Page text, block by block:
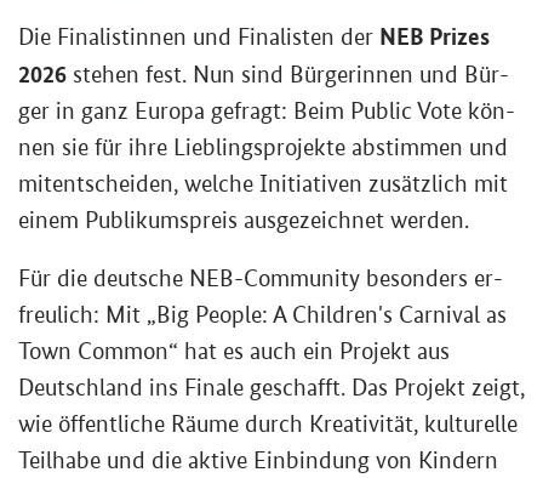
Die Fi­na­lis­tin­nen und Fi­na­lis­ten der NEB Prizes
2026 ste­hen fest. Nun sind Bür­ge­rin­nen und Bür­
ger in ganz Eu­ro­pa ge­fragt: Beim Public Vote kön­
nen sie für ihre Lieb­lings­pro­jek­te ab­stim­men und
mit­ent­schei­den, wel­che In­itia­ti­ven zu­sätz­lich mit
einem Pu­bli­kums­preis aus­ge­zeich­net wer­den.
Für die deut­sche NEB-Community be­son­ders er­
freu­lich: Mit „Big People: A Children's Carnival as
Town Common“ hat es auch ein Pro­jekt aus
Deutsch­land ins Fi­na­le ge­schafft. Das Pro­jekt zeigt,
wie öf­fent­li­che Räume durch Krea­ti­vi­tät, kul­tu­rel­le
Teil­ha­be und die ak­ti­ve Ein­bin­dung von Kin­dern